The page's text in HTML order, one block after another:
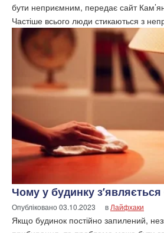
бути неприємним, передає сайт
Частіше всього люди стикаються з
Чому у будинку з’являється
Опубліковано03.10.2023 в Лайфхаки
Якщо будинок постійно запилений,